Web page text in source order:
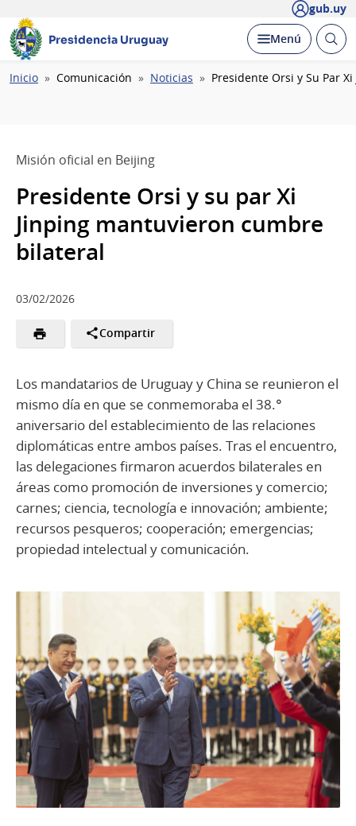
gub.uy
Presidencia Uruguay Desplegar
Menú Abrir
Ruta
Inicio Comunicación Noticias Presidente Orsi y Su Par
Misión oficial en Beijing
Presidente Orsi y su par Xi
Jinping mantuvieron cumbre
bilateral
03/02/2026
Compartir
Los mandatarios de Uruguay y China se reunieron el
mismo día en que se conmemoraba el 38.°
aniversario del establecimiento de las relaciones
diplomáticas entre ambos países. Tras el encuentro,
las delegaciones firmaron acuerdos bilaterales en
áreas como promoción de inversiones y comercio;
carnes; ciencia, tecnología e innovación; ambiente;
recursos pesqueros; cooperación; emergencias;
propiedad intelectual y comunicación.